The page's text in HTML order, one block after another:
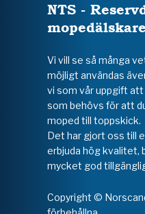
NTS -
mopedälskare
Vi vill se så många
möjligt användas
vi som vår uppgift att
som behövs för att
moped till toppskick.
Det har gjort oss till
erbjuda hög
mycket god
Copyright ©